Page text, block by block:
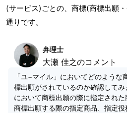
(サービス)ごとの、商標(商標出願
通りです。
弁理士
大瀬 佳之のコメント
「ユ−マイル」においてどのよう
標出願がされているのか確認してみ
において商標出願の際に指定され
商標出願する際の指定商品、指定